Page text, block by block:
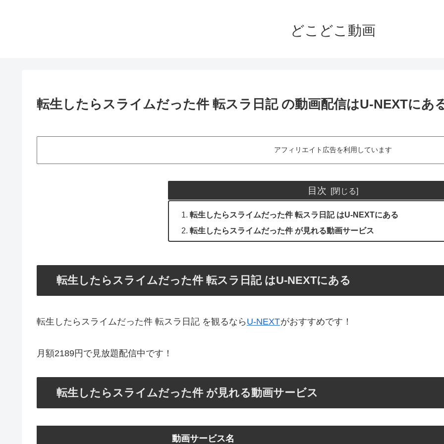
どこどこ動画
転生したらスライムだった件 転スラ日記 の動画配信はU-NEXTにあ
アフィリエイト広告を利用しています
目次
転生したらスライムだった件 転スラ日記 はU-NEXTにある
転生したらスライムだった件 が見れる動画サービス
転生したらスライムだった件 転スラ日記 はU-NEXTにある
転生したらスライムだった件 転スラ日記 を観るなら U-NEXTがおすすめです！
月額2189円で見放題配信中です！
転生したらスライムだった件 が見れる動画サービス
動画サービス名